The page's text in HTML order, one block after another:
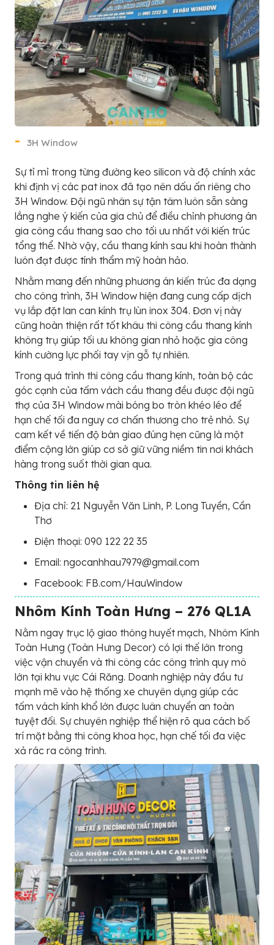
3H Window
Sự tỉ mỉ trong từng đường keo silicon và độ chính xác
khi định vị các pat inox đã tạo nên dấu ấn riêng cho
3H Window. Đội ngũ nhân sự tận tâm luôn sẵn sàng
lắng nghe ý kiến của gia chủ để điều chỉnh phương án
gia công cầu thang sao cho tối ưu nhất với kiến trúc
tổng thể. Nhờ vậy, cầu thang kính sau khi hoàn thành
luôn đạt được tính thẩm mỹ hoàn hảo.
Nhằm mang đến những phương án kiến trúc đa dạng
cho công trình, 3H Window hiện đang cung cấp dịch
vụ lắp đặt lan can kính trụ lùn inox 304. Đơn vị này
cũng hoàn thiện rất tốt khâu thi công cầu thang kính
không trụ giúp tối ưu không gian nhỏ hoặc gia công
kính cường lực phối tay vịn gỗ tự nhiên.
Trong quá trình thi công cầu thang kính, toàn bộ các
góc cạnh của tấm vách cầu thang đều được đội ngũ
thợ của 3H Window mài bóng bo tròn khéo léo để
hạn chế tối đa nguy cơ chấn thương cho trẻ nhỏ. Sự
cam kết về tiến độ bàn giao đúng hẹn cũng là một
điểm cộng lớn giúp cơ sở giữ vững niềm tin nơi khách
hàng trong suốt thời gian qua.
Thông tin liên hệ
Địa chỉ: 21 Nguyễn Văn Linh, P. Long Tuyền, Cần
Thơ
Điện thoại: 090 122 22 35
Email: ngocanhhau7979@gmail.com
Facebook: FB.com/HauWindow
Nhôm Kính Toàn Hưng – 276 QL1A
Nằm ngay trục lộ giao thông huyết mạch, Nhôm Kính
Toàn Hưng (Toàn Hưng Decor) có lợi thế lớn trong
việc vận chuyển và thi công các công trình quy mô
lớn tại khu vực Cái Răng. Doanh nghiệp này đầu tư
mạnh mẽ vào hệ thống xe chuyên dụng giúp các
tấm vách kính khổ lớn được luân chuyển an toàn
tuyệt đối. Sự chuyên nghiệp thể hiện rõ qua cách bố
trí mặt bằng thi công khoa học, hạn chế tối đa việc
xả rác ra công trình.